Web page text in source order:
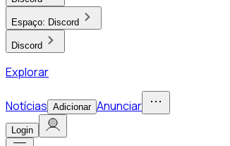
Espaço: Discord
Discord
Explorar
Notícias Adicionar Anunciar
Login